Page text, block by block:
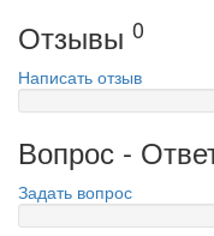
Отзывы 0
Написать отзыв
Вопрос -
Задать вопрос